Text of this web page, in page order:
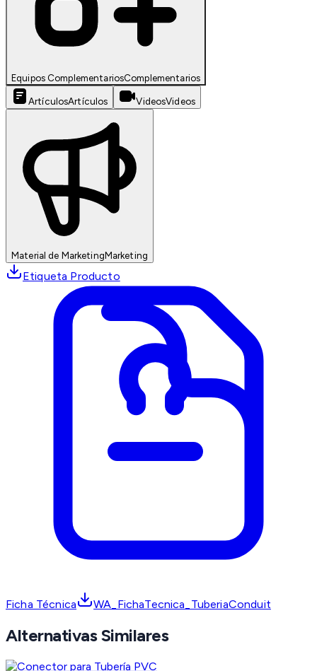
Equipos ComplementariosComplementarios
ArtículosArtículos VideosVideos
Material de MarketingMarketing
Etiqueta Producto
Ficha Técnica WA_FichaTecnica_TuberiaConduit
Alternativas Similares